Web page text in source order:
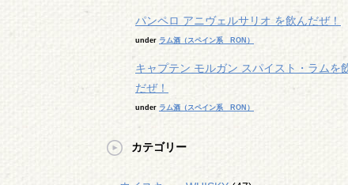
パンペロ アニヴェルサリオ を飲んだぜ！
under ラム酒（スペイン系 RON）
キャプテン モルガン スパイスト・ラムを
だぜ！
under ラム酒（スペイン系 RON）
カテゴリー